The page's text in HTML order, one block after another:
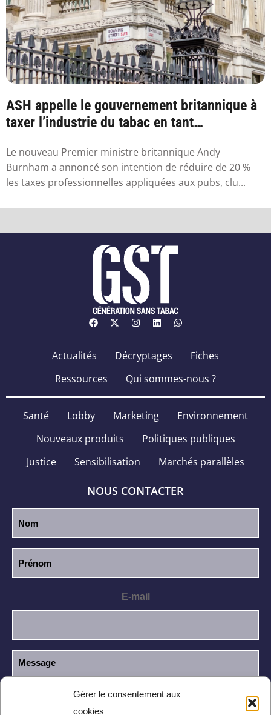
Gérer le consentement aux
cookies
ASH appelle le gouvernement britannique à
taxer l’industrie du tabac en tant
Le nouveau Premier ministre britannique Andy
Burnham a annoncé son intention de réduire de 20 %
les taxes professionnelles appliquées aux pubs, clu...
Actualités Décryptages
Fiches
Ressources
Qui sommes-nous ?
Santé Lobby Marketing
Environnement
Nouveaux produits
Politiques publiques
Justice
Sensibilisation Marchés parallèles
NOUS CONTACTER
E-mail